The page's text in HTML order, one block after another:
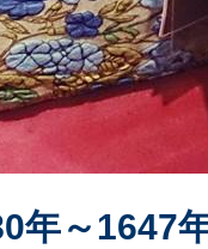
年～1647